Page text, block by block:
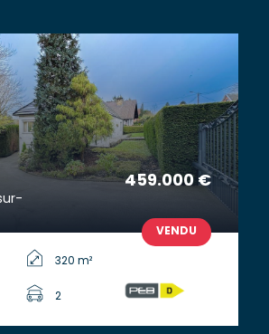
459.000 €
VENDU
320 m²
2